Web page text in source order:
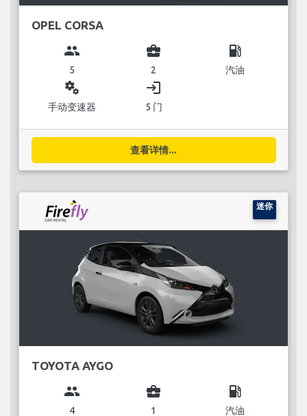
OPEL CORSA
group
5
business_center
2
local_gas_station
汽油
miscellaneous_services
手动变速器
login
5 门
查看详情...
迷你
TOYOTA AYGO
group
4
business_center
1
local_gas_station
汽油